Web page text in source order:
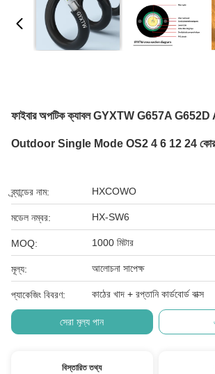
ফাইবার অপটিক ক্যাবল GYXTW G657A
Outdoor Single Mode OS2 4 6 12 24 কোর
ব্র্যান্ডের নাম: HXCOWO
মডেল নম্বর: HX-SW6
MOQ: 1000 মিটার
মূল্য: আলোচনা সাপেক্ষ
প্যাকেজিং বিবরণ: কাঠের খাদ + রপ্তানি কার্ডবোর্ড বাক্স
সেরা মূল্য পান
বিস্তারিত তথ্য